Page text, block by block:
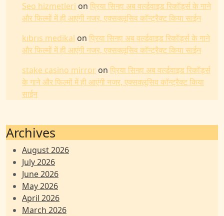
Seo hizmetleri on प्रिया सिन्हा अब वर्ल्डवाइड रिकॉर्ड्स के गाने
और फिल्मों में ही आएंगी नजर, एक्सक्लूसिव कॉन्ट्रैक्ट किया साईन
kıbrıs medikal on प्रिया सिन्हा अब वर्ल्डवाइड रिकॉर्ड्स के गाने
और फिल्मों में ही आएंगी नजर, एक्सक्लूसिव कॉन्ट्रैक्ट किया साईन
stake casino mirror on प्रिया सिन्हा अब वर्ल्डवाइड रिकॉर्ड्स
के गाने और फिल्मों में ही आएंगी नजर, एक्सक्लूसिव कॉन्ट्रैक्ट किया
साईन
Archives
August 2026
July 2026
June 2026
May 2026
April 2026
March 2026